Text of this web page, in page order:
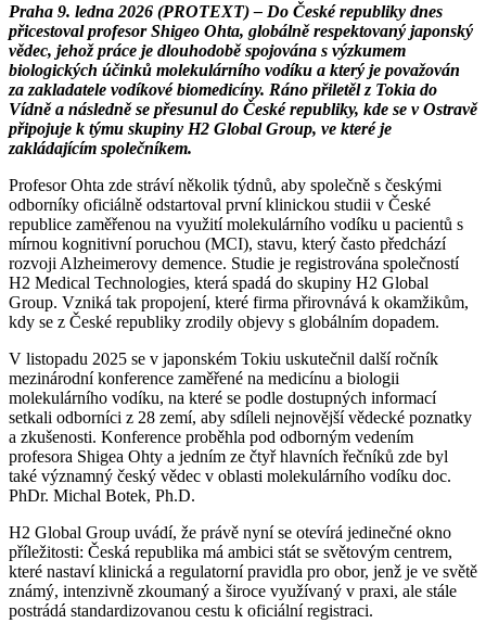
Praha 9. ledna 2026 (PROTEXT) – Do České republiky dnes
přicestoval profesor Shigeo Ohta, globálně respektovaný japonský
vědec, jehož práce je dlouhodobě spojována s výzkumem
biologických účinků molekulárního vodíku a který je považován
za zakladatele vodíkové biomedicíny. Ráno přiletěl z Tokia do
Vídně a následně se přesunul do České republiky, kde se v Ostravě
připojuje k týmu skupiny H2 Global Group, ve které je
zakládajícím společníkem.
Profesor Ohta zde stráví několik týdnů, aby společně s českými
odborníky oficiálně odstartoval první klinickou studii v České
republice zaměřenou na využití molekulárního vodíku u pacientů s
mírnou kognitivní poruchou (MCI), stavu, který často předchází
rozvoji Alzheimerovy demence. Studie je registrována společností
H2 Medical Technologies, která spadá do skupiny H2 Global
Group. Vzniká tak propojení, které firma přirovnává k okamžikům,
kdy se z České republiky zrodily objevy s globálním dopadem.
V listopadu 2025 se v japonském Tokiu uskutečnil další ročník
mezinárodní konference zaměřené na medicínu a biologii
molekulárního vodíku, na které se podle dostupných informací
setkali odborníci z 28 zemí, aby sdíleli nejnovější vědecké poznatky
a zkušenosti. Konference proběhla pod odborným vedením
profesora Shigea Ohty a jedním ze čtyř hlavních řečníků zde byl
také významný český vědec v oblasti molekulárního vodíku doc.
PhDr. Michal Botek, Ph.D.
H2 Global Group uvádí, že právě nyní se otevírá jedinečné okno
příležitosti: Česká republika má ambici stát se světovým centrem,
které nastaví klinická a regulatorní pravidla pro obor, jenž je ve světě
známý, intenzivně zkoumaný a široce využívaný v praxi, ale stále
postrádá standardizovanou cestu k oficiální registraci.